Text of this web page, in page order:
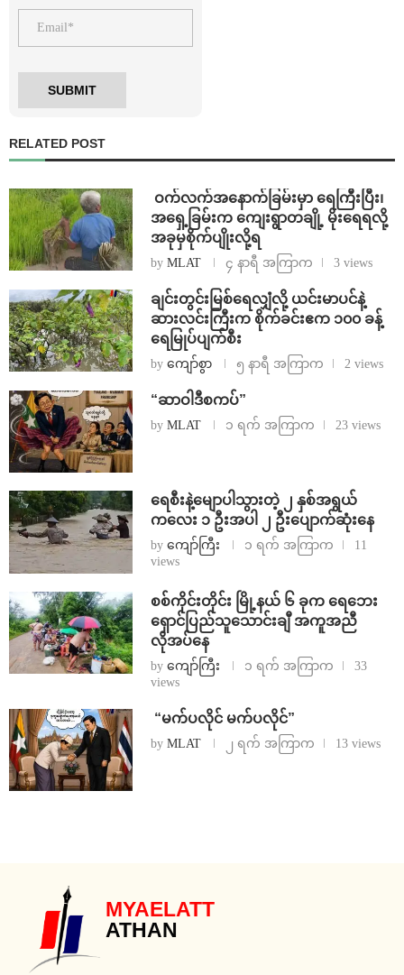
RELATED POST
⁩ ⁨ဝက်လက်အနောက်ခြမ်းမှာ ရေကြီးပြီး၊
အရှေ့ခြမ်းက ကျေးရွာတချို့ မိုးရေရလို့
အခုမှစိုက်ပျိုးလို့ရ
by MLAT ၄ နာရီ အကြာက 3 views
ချင်းတွင်းမြစ်ရေလျှံလို့ ယင်းမာပင်နဲ့
ဆားလင်းကြီးက စိုက်ခင်းဧက ၁၀၀ ခန့်
ရေမြုပ်ပျက်စီး
by ကျော်စွာ ၅ နာရီ အကြာက 2 views
“ဆာဝါဒီစကပ်”
by MLAT ၁ ရက် အကြာက 23 views
ရေစီးနဲ့မျောပါသွားတဲ့ ၂ နှစ်အရွယ်
ကလေး ၁ ဦးအပါ ၂ ဦးပျောက်ဆုံးနေ
by ကျော်ကြီး ၁ ရက် အကြာက
11
views
စစ်ကိုင်းတိုင်း မြို့နယ် ၆ ခုက ရေဘေး
ရှောင်ပြည်သူသောင်းချီ အကူအညီ
လိုအပ်နေ
by ကျော်ကြီး ၁ ရက် အကြာက
33
views
⁨ ⁨“မက်ပလိုင် မက်ပလိုင်”
by MLAT ၂ ရက် အကြာက 13 views
MYAELATT
ATHAN